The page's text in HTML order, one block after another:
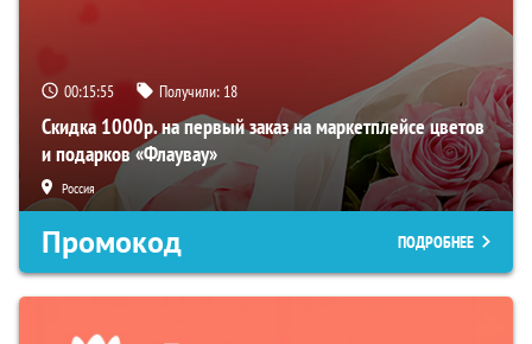
00:15:54 Получили: 18
Скидка 1000р. на первый заказ на маркетплейсе цветов
и подарков «Флаувау»
Россия
Промокод ПОДРОБНЕЕ